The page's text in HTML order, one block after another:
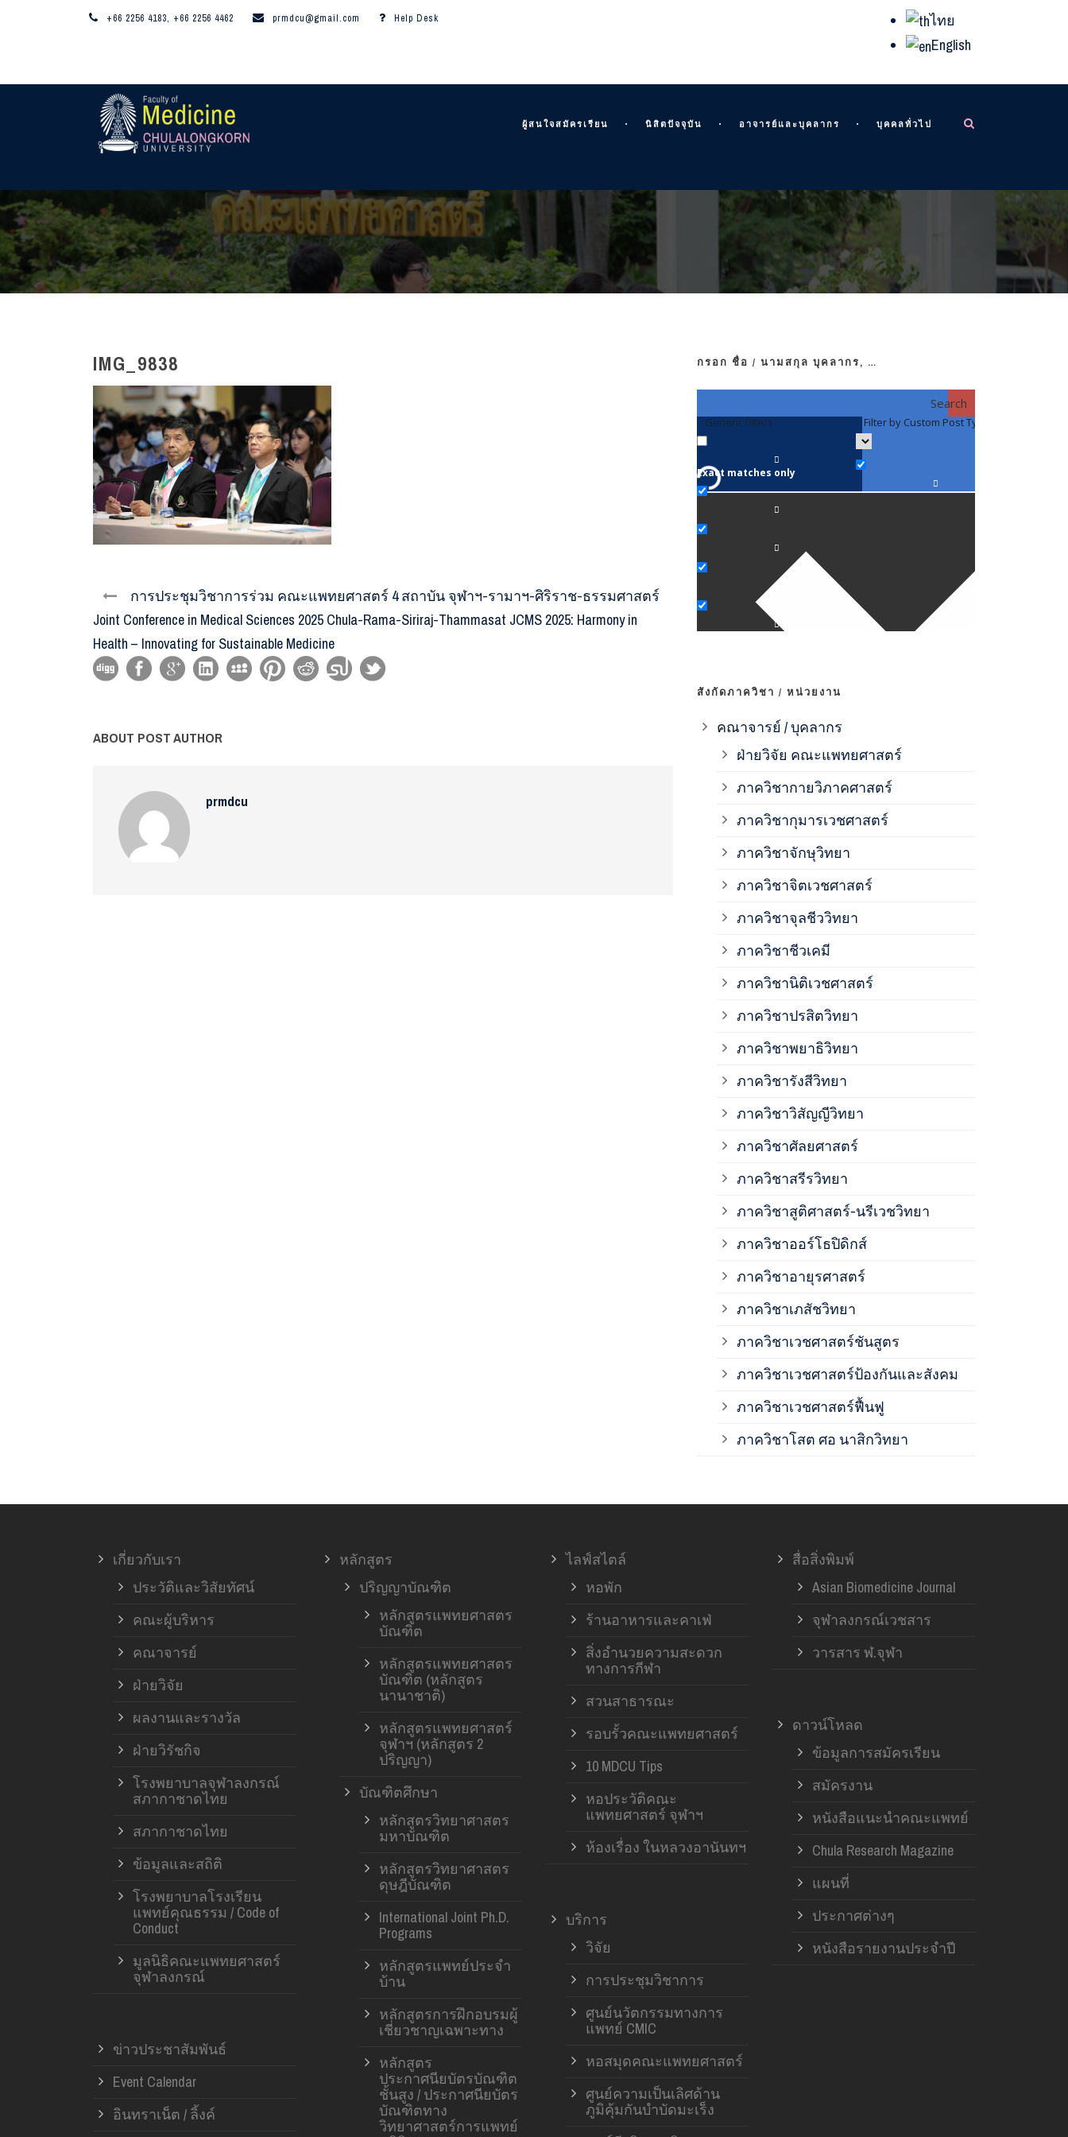
+66 2256 4183, +66 2256 4462 prmdcu@gmail.com Help Desk
ไทย
English
ผู้สนใจสมัครเรียน นิสิตปัจจุบัน อาจารย์และบุคลากร บุคคลทั่วไป
IMG_9838
การประชุมวิชาการร่วม คณะแพทยศาสตร์ 4 สถาบัน จุฬาฯ-รามาฯ-ศิริราช-ธรรมศาสตร์
Joint Conference in Medical Sciences 2025 Chula-Rama-Siriraj-Thammasat JCMS 2025: Harmony in
Health – Innovating for Sustainable Medicine
ABOUT POST AUTHOR
prmdcu
กรอก ชื่อ / นามสกุล บุคลากร, …
Search
Generic filters
Exact matches only
Filter by Custom Post Type
สังกัดภาควิชา / หน่วยงาน
คณาจารย์ / บุคลากร
ฝ่ายวิจัย คณะแพทยศาสตร์
ภาควิชากายวิภาคศาสตร์
ภาควิชากุมารเวชศาสตร์
ภาควิชาจักษุวิทยา
ภาควิชาจิตเวชศาสตร์
ภาควิชาจุลชีววิทยา
ภาควิชาชีวเคมี
ภาควิชานิติเวชศาสตร์
ภาควิชาปรสิตวิทยา
ภาควิชาพยาธิวิทยา
ภาควิชารังสีวิทยา
ภาควิชาวิสัญญีวิทยา
ภาควิชาศัลยศาสตร์
ภาควิชาสรีรวิทยา
ภาควิชาสูติศาสตร์-นรีเวชวิทยา
ภาควิชาออร์โธปิดิกส์
ภาควิชาอายุรศาสตร์
ภาควิชาเภสัชวิทยา
ภาควิชาเวชศาสตร์ชันสูตร
ภาควิชาเวชศาสตร์ป้องกันและสังคม
ภาควิชาเวชศาสตร์ฟื้นฟู
ภาควิชาโสต ศอ นาสิกวิทยา
เกี่ยวกับเรา
ประวัติและวิสัยทัศน์
คณะผู้บริหาร
คณาจารย์
ฝ่ายวิจัย
ผลงานและรางวัล
ฝ่ายวิรัชกิจ
โรงพยาบาลจุฬาลงกรณ์
สภากาชาดไทย
สภากาชาดไทย
ข้อมูลและสถิติ
โรงพยาบาลโรงเรียน
แพทย์คุณธรรม / Code of
Conduct
มูลนิธิคณะแพทยศาสตร์
จุฬาลงกรณ์
ข่าวประชาสัมพันธ์
Event Calendar
อินทราเน็ต / ลิ้งค์
หลักสูตร
ปริญญาบัณฑิต
หลักสูตรแพทยศาสตร
บัณฑิต
หลักสูตรแพทยศาสตร
บัณฑิต (หลักสูตร
นานาชาติ)
หลักสูตรแพทยศาสตร์
จุฬาฯ (หลักสูตร 2
ปริญญา)
บัณฑิตศึกษา
หลักสูตรวิทยาศาสตร
มหาบัณฑิต
หลักสูตรวิทยาศาสตร
ดุษฎีบัณฑิต
International Joint Ph.D.
Programs
หลักสูตรแพทย์ประจำ
บ้าน
หลักสูตรการฝึกอบรมผู้
เชี่ยวชาญเฉพาะทาง
หลักสูตร
ประกาศนียบัตรบัณฑิต
ชั้นสูง / ประกาศนียบัตร
บัณฑิตทาง
วิทยาศาสตร์การแพทย์
ไลฟ์สไตล์
หอพัก
ร้านอาหารและคาเฟ่
สิ่งอำนวยความสะดวก
ทางการกีฬา
สวนสาธารณะ
รอบรั้วคณะแพทยศาสตร์
10 MDCU Tips
หอประวัติคณะ
แพทยศาสตร์ จุฬาฯ
ห้องเรื่อง ในหลวงอานันทฯ
บริการ
วิจัย
การประชุมวิชาการ
ศูนย์นวัตกรรมทางการ
แพทย์ CMIC
หอสมุดคณะแพทยศาสตร์
ศูนย์ความเป็นเลิศด้าน
ภูมิคุ้มกันบำบัดมะเร็ง
สื่อสิ่งพิมพ์
Asian Biomedicine Journal
จุฬาลงกรณ์เวชสาร
วารสาร ฬ.จุฬา
ดาวน์โหลด
ข้อมูลการสมัครเรียน
สมัครงาน
หนังสือแนะนำคณะแพทย์
Chula Research Magazine
แผนที่
ประกาศต่างๆ
หนังสือรายงานประจำปี